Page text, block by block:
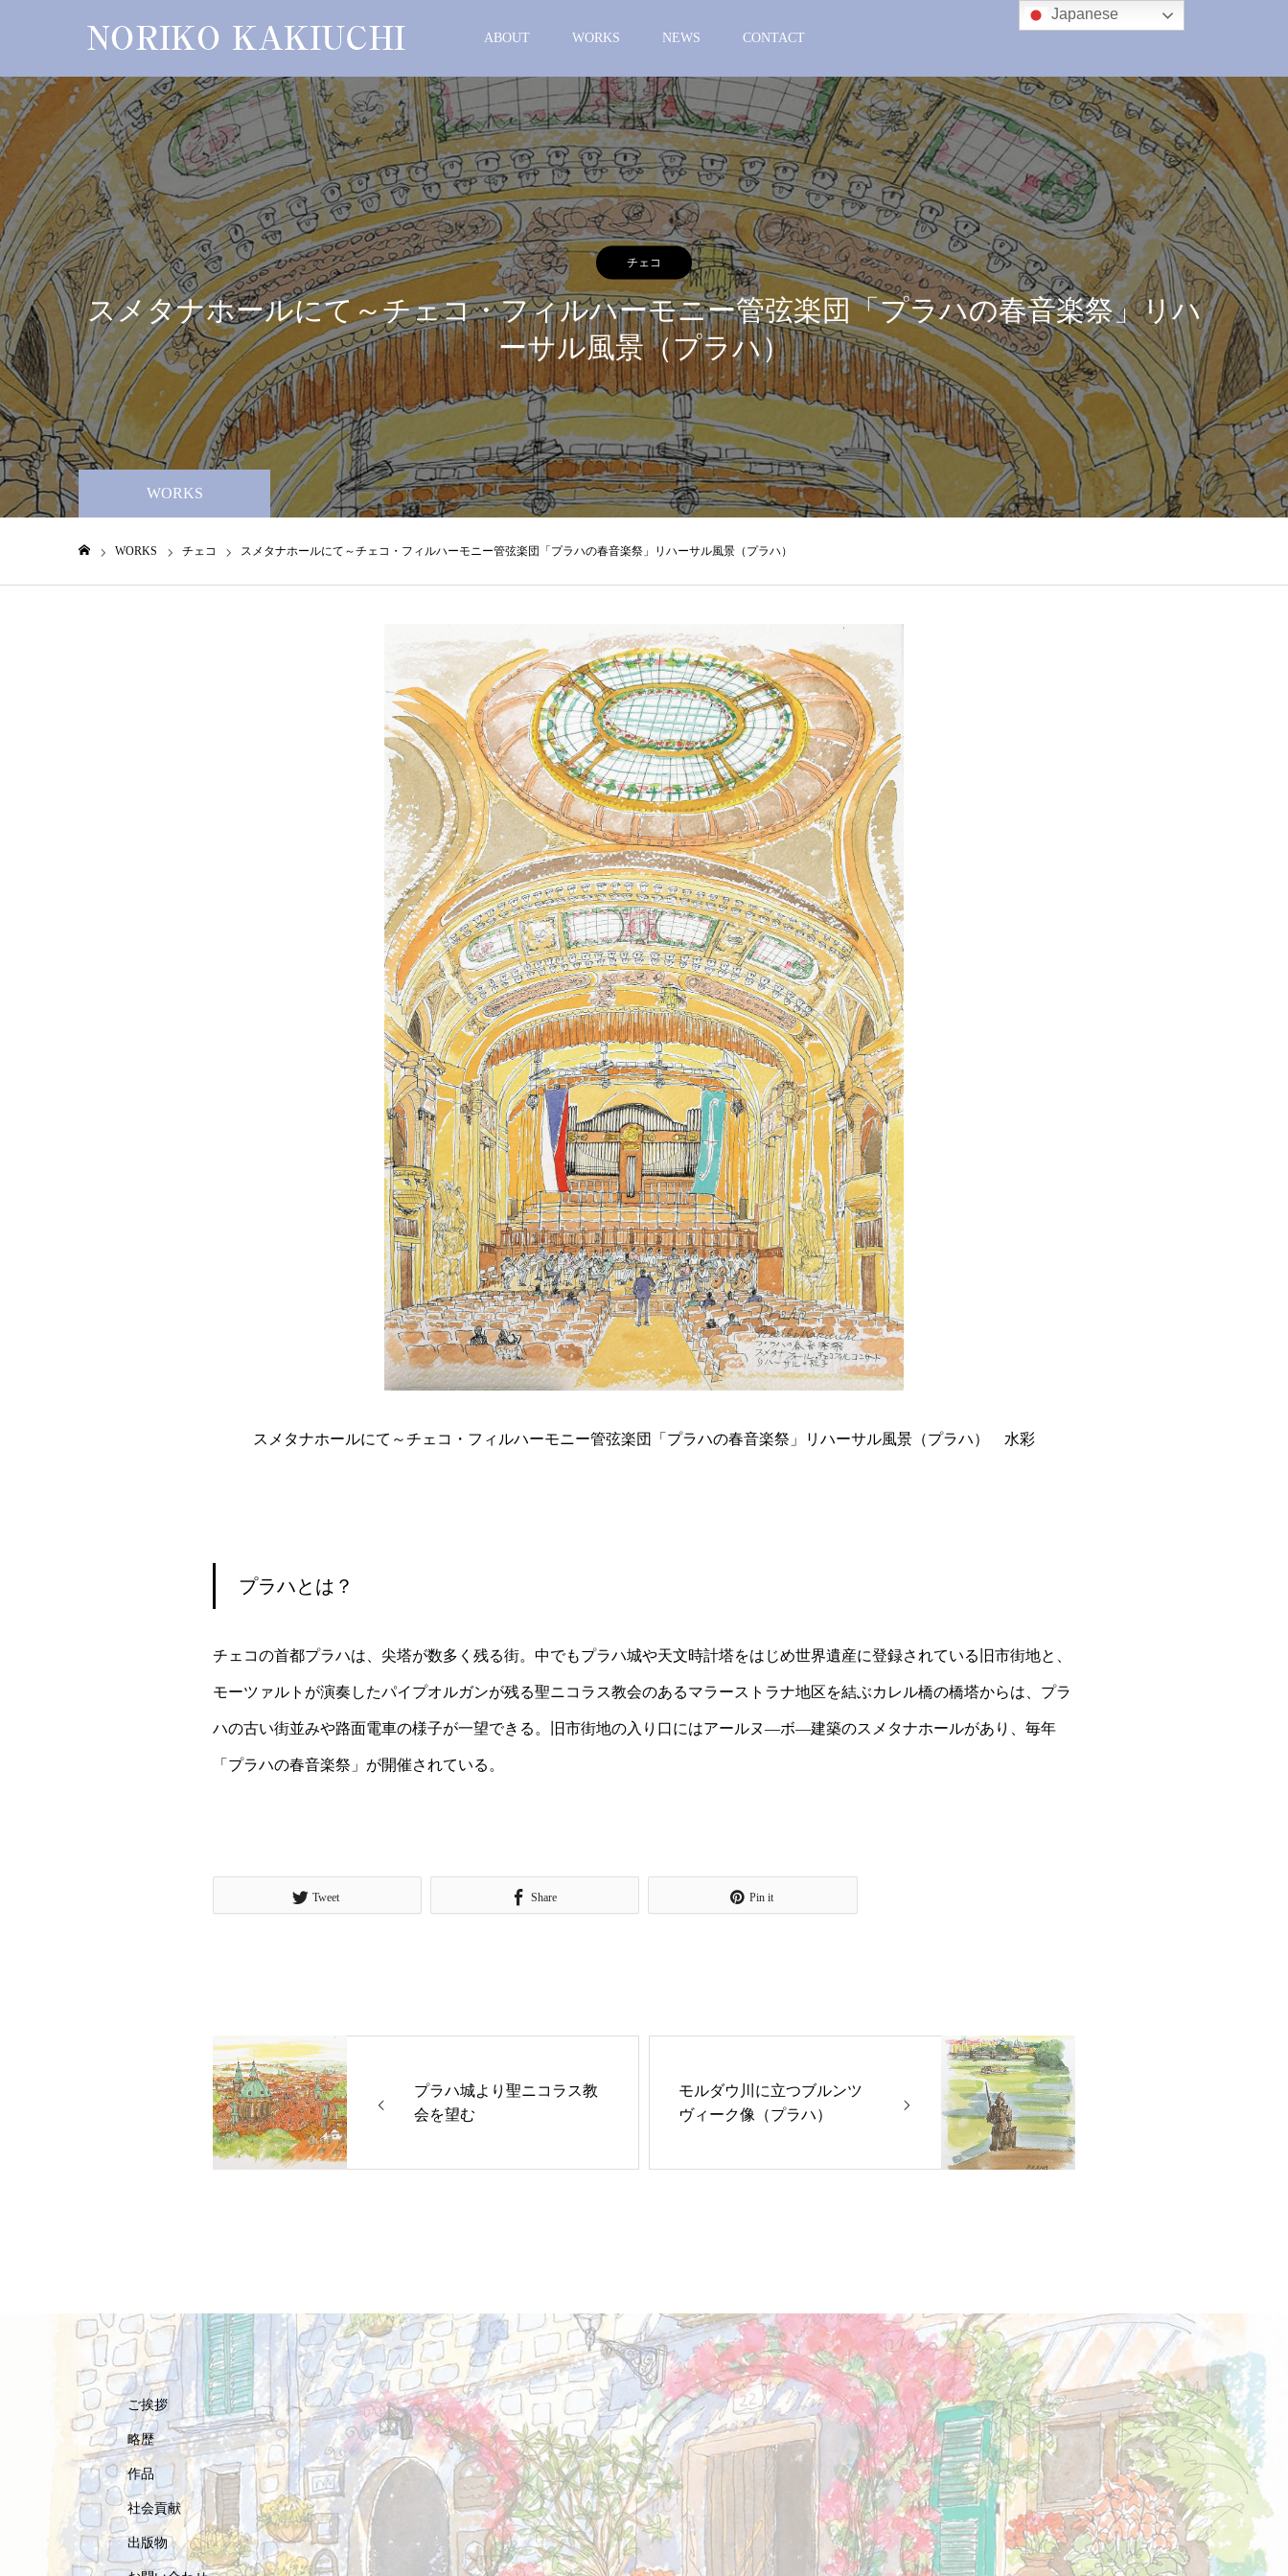
ABOUT WORKS NEWS CONTACT
チェコ
スメタナホールにて～チェコ・フィルハーモニー管弦楽団「プラハの春音楽祭」リハ
ーサル風景（プラハ）
WORKS
WORKS チェコ スメタナホールにて～チェコ・フィルハーモニー管弦楽団「プラハの春音楽祭」リハーサル風景（プラハ）
スメタナホールにて～チェコ・フィルハーモニー管弦楽団「プラハの春音楽祭」リハーサル風景（プラハ） 水彩
プラハとは？
チェコの首都プラハは、尖塔が数多く残る街。中でもプラハ城や天文時計塔をはじめ世界遺産に登録されている旧市街地と、
モーツァルトが演奏したパイプオルガンが残る聖ニコラス教会のあるマラーストラナ地区を結ぶカレル橋の橋塔からは、プラ
ハの古い街並みや路面電車の様子が一望できる。旧市街地の入り口にはアールヌ―ボ―建築のスメタナホールがあり、毎年
「プラハの春音楽祭」が開催されている。
Tweet Share Pin it
プラハ城より聖ニコラス教
会を望む
モルダウ川に立つブルンツ
ヴィーク像（プラハ）
ご挨拶
略歴
作品
社会貢献
出版物
Japanese